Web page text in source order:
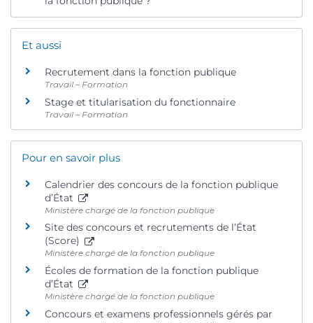
Et aussi
Recrutement dans la fonction publique
Travail – Formation
Stage et titularisation du fonctionnaire
Travail – Formation
Pour en savoir plus
Calendrier des concours de la fonction publique
d’État
Ministère chargé de la fonction publique
Site des concours et recrutements de l’État
(Score)
Ministère chargé de la fonction publique
Écoles de formation de la fonction publique
d’État
Ministère chargé de la fonction publique
Concours et examens professionnels gérés par